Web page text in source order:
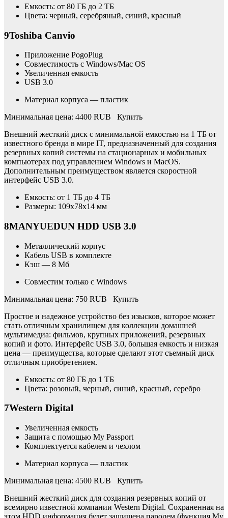
Емкость: от 80 ГБ до 2 ТБ
Цвета: черный, серебряный, синий, красный
9Toshiba Canvio
Приложение PogoPlug
Совместимость с Windows/Mac OS
Увеличенная емкость
USB 3.0
Материал корпуса — пластик
Минимальная цена: 4400 RUB Купить
Внешний жесткий диск с минимальной емкостью на 1 ТБ от
известного бренда в мире IT, предназначенный для создания
резервных копий системы на стационарных и мобильных
компьютерах под управлением Windows и MacOS.
Дополнительным преимуществом является скоростной
интерфейс USB 3.0.
Емкость: от 1 ТБ до 4 ТБ
Размеры: 109x78x14 мм
8MANYUEDUN HDD USB 3.0
Металлический корпус
Кабель USB в комплекте
Кэш — 8 Мб
Совместим только с Windows
Минимальная цена: 750 RUB Купить
Простое и надежное устройство без изысков, которое может
стать отличным хранилищем для коллекции домашней
мультимедиа: фильмов, крупных приложений, резервных
копий и фото. Интерфейс USB 3.0, большая емкость и низкая
цена — преимущества, которые сделают этот съемный диск
отличным приобретением.
Емкость: от 80 ГБ до 1 ТБ
Цвета: розовый, черный, синий, красный, серебро
7Western Digital
Увеличенная емкость
Защита с помощью My Passport
Комплектуется кабелем и чехлом
Материал корпуса — пластик
Минимальная цена: 4500 RUB Купить
Внешний жесткий диск для создания резервных копий от
всемирно известной компании Western Digital. Сохраненная на